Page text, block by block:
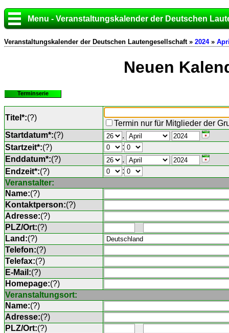
Menu - Veranstaltungskalender der Deutschen
Veranstaltungskalender der Deutschen Lautengesellschaft » 2024»
Neuen
Terminserie
Titel*:(?)
Termin nur für Mitglieder der
Startdatum*:(?)
.
Startzeit*:(?)
:
Enddatum*:(?)
.
Endzeit*:(?)
:
Veranstalter:
Name:(?)
Kontaktperson:(?)
Adresse:(?)
PLZ/Ort:(?)
Land:(?)
Telefon:(?)
Telefax:(?)
E-Mail:(?)
Homepage:(?)
Veranstaltungsort:
Name:(?)
Adresse:(?)
PLZ/Ort:(?)